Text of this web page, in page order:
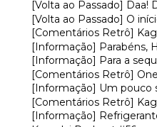
[Volta ao Passado] Daa!
[Volta ao Passado] O
[Comentários Retrô]
[Informação] Parabéns,
[Informação] Para a
[Comentários Retrô]
[Informação] Um pouco
[Comentários Retrô]
[Informação]